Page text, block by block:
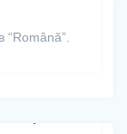
“Română”.